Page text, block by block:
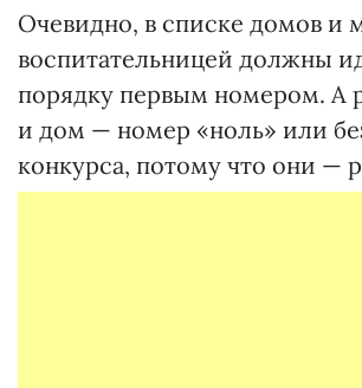
Очевидно, в списке домов и
воспитательницей должны
порядку первым номером. А
и дом — номер «ноль» или
конкурса, потому что они —